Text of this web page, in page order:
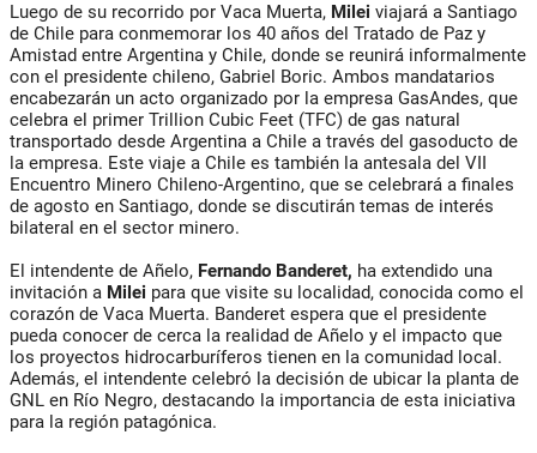
Luego de su recorrido por Vaca Muerta, Milei viajará a Santiago
de Chile para conmemorar los 40 años del Tratado de Paz y
Amistad entre Argentina y Chile, donde se reunirá informalmente
con el presidente chileno, Gabriel Boric. Ambos mandatarios
encabezarán un acto organizado por la empresa GasAndes, que
celebra el primer Trillion Cubic Feet (TFC) de gas natural
transportado desde Argentina a Chile a través del gasoducto de
la empresa. Este viaje a Chile es también la antesala del VII
Encuentro Minero Chileno-Argentino, que se celebrará a finales
de agosto en Santiago, donde se discutirán temas de interés
bilateral en el sector minero.
El intendente de Añelo, Fernando Banderet, ha extendido una
invitación a Milei para que visite su localidad, conocida como el
corazón de Vaca Muerta. Banderet espera que el presidente
pueda conocer de cerca la realidad de Añelo y el impacto que
los proyectos hidrocarburíferos tienen en la comunidad local.
Además, el intendente celebró la decisión de ubicar la planta de
GNL en Río Negro, destacando la importancia de esta iniciativa
para la región patagónica.